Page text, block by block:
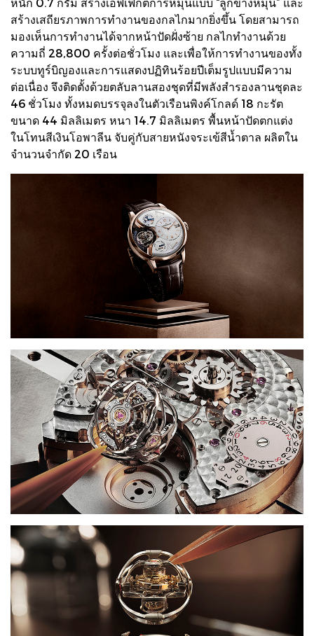
สร้างเสถียรภาพการทำงานของกลไกมากยิ่งขึ้น โดยสามารถ
มองเห็นการทำงานได้จากหน้าปัดฝั่งซ้าย กลไกทำงานด้วย
ความถี่ 28,800 ครั้งต่อชั่วโมง และเพื่อให้การทำงานของทั้ง
ระบบทูร์บิญองและการแสดงปฏิทินร้อยปีเต็มรูปแบบมีความ
ต่อเนื่อง จึงติดตั้งด้วยตลับลานสองชุดที่มีพลังสำรองลานชุดละ
46 ชั่วโมง ทั้งหมดบรรจุลงในตัวเรือนพิงค์โกลด์ 18 กะรัต
ขนาด 44 มิลลิเมตร หนา 14.7 มิลลิเมตร พื้นหน้าปัดตกแต่ง
ในโทนสีเงินโอพาลีน จับคู่กับสายหนังจระเข้สีน้ำตาล ผลิตใน
จำนวนจำกัด 20 เรือน